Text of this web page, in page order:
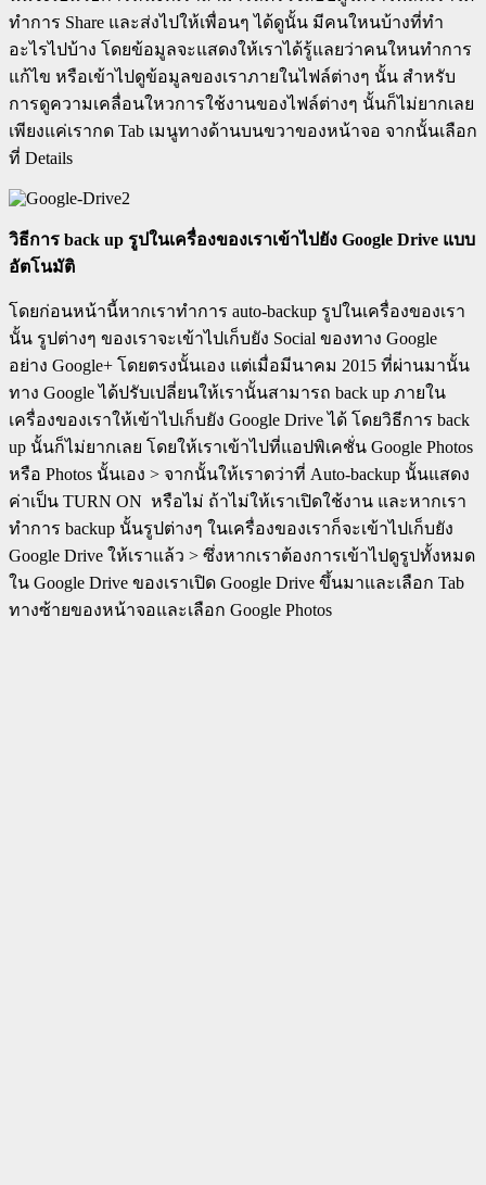
ทำการ Share และส่งไปให้เพื่อนๆ ได้ดูนั้น มีคนใหนบ้างที่ทำ
อะไรไปบ้าง โดยข้อมูลจะแสดงให้เราได้รู้แลยว่าคนใหนทำการ
แก้ไข หรือเข้าไปดูข้อมูลของเราภายในไฟล์ต่างๆ นั้น สำหรับ
การดูความเคลื่อนใหวการใช้งานของไฟล์ต่างๆ นั้นก็ไม่ยากเลย
เพียงแค่เรากด Tab เมนูทางด้านบนขวาของหน้าจอ จากนั้นเลือก
ที่ Details
วิธีการ back up รูปในเครื่องของเราเข้าไปยัง Google Drive แบบ
อัตโนมัติ
โดยก่อนหน้านี้หากเราทำการ auto-backup รูปในเครื่องของเรา
นั้น รูปต่างๆ ของเราจะเข้าไปเก็บยัง Social ของทาง Google
อย่าง Google+ โดยตรงนั้นเอง แต่เมื่อมีนาคม 2015 ที่ผ่านมานั้น
ทาง Google ได้ปรับเปลี่ยนให้เรานั้นสามารถ back up ภายใน
เครื่องของเราให้เข้าไปเก็บยัง Google Drive ได้ โดยวิธีการ back
up นั้นก็ไม่ยากเลย โดยให้เราเข้าไปที่แอปพิเคชั่น Google Photos
หรือ Photos นั้นเอง > จากนั้นให้เราดว่าที่ Auto-backup นั้นแสดง
ค่าเป็น TURN ON หรือไม่ ถ้าไม่ให้เราเปิดใช้งาน และหากเรา
ทำการ backup นั้นรูปต่างๆ ในเครื่องของเราก็จะเข้าไปเก็บยัง
Google Drive ให้เราแล้ว > ซึ่งหากเราต้องการเข้าไปดูรูปทั้งหมด
ใน Google Drive ของเราเปิด Google Drive ขึ้นมาและเลือก Tab
ทางซ้ายของหน้าจอและเลือก Google Photos